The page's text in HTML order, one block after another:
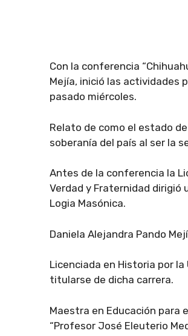
Con la conferencia
Mejía, inició las actividades
pasado miércoles.
Relato de como el estado
soberanía del país al ser la
Antes de la conferencia la
Verdad y Fraternidad dirigió
Logia Masónica.
Daniela Alejandra Pando
Licenciada en Historia por
titularse de dicha carrera.
Maestra en Educación para
“Profesor José Eleuterio